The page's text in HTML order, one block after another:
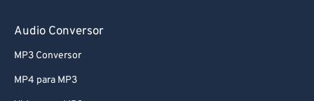
Audio Conversor
MP3 Conversor
MP4 para MP3